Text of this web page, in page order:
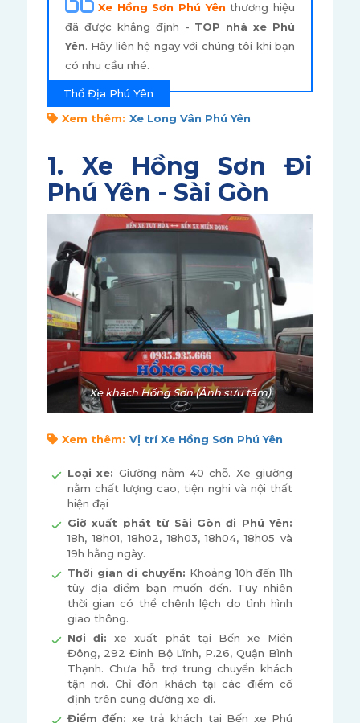
Xe Hồng Sơn Phú Yên thương hiệu
đã được khẳng định - TOP nhà xe Phú
Yên. Hãy liên hệ ngay với chúng tôi khi bạn
có nhu cầu nhé.
Xem thêm: Xe Long Vân Phú Yên
1. Xe Hồng Sơn Đi
Phú Yên - Sài Gòn
Xe khách Hồng Sơn (Ảnh sưu tầm)
Xem thêm: Vị trí Xe Hồng Sơn Phú Yên
Loại xe: Giường nằm 40 chỗ. Xe giường
nằm chất lượng cao, tiện nghi và nội thất
hiện đại
Giờ xuất phát từ Sài Gòn đi Phú Yên:
18h, 18h01, 18h02, 18h03, 18h04, 18h05 và
19h hằng ngày.
Thời gian di chuyển: Khoảng 10h đến 11h
tùy địa điểm bạn muốn đến. Tuy nhiên
thời gian có thể chênh lệch do tình hình
giao thông.
Nơi đi: xe xuất phát tại Bến xe Miền
Đông, 292 Đinh Bộ Lĩnh, P.26, Quận Bình
Thạnh. Chưa hỗ trợ trung chuyển khách
tận nơi. Chỉ đón khách tại các điểm cố
định trên cung đường xe đi.
Điểm đến: xe trả khách tại Bến xe Phú